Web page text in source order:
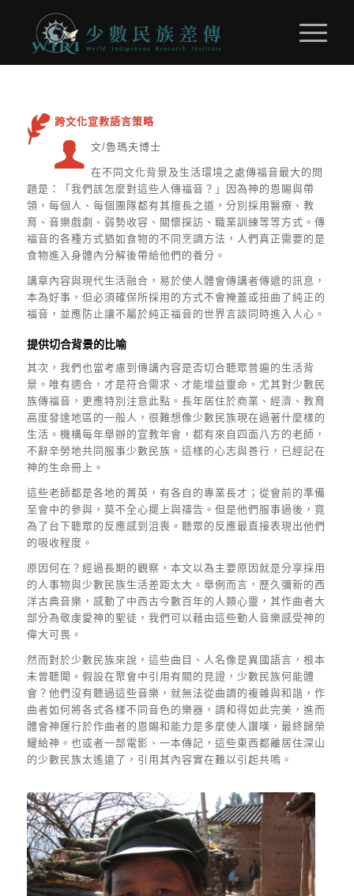
跨文化宣教語言策略
文/魯瑪夫博士
在不同文化背景及生活環境之處傳福音最大的問
題是：「我們該怎麼對這些人傳福音？」因為神的恩賜與帶
領，每個人、每個團隊都有其擅長之道，分別採用醫療、教
育、音樂戲劇、弱勢收容、關懷探訪、職業訓練等等方式。傳
福音的各種方式猶如食物的不同烹調方法，人們真正需要的是
食物進入身體內分解後帶給他們的養分。
講章內容與現代生活融合，易於使人體會傳講者傳遞的訊息，
本為好事，但必須確保所採用的方式不會掩蓋或扭曲了純正的
福音，並應防止讓不屬於純正福音的世界言談同時進入人心。
提供切合背景的比喻
其次，我們也當考慮到傳講內容是否切合聽眾普遍的生活背
景。唯有適合，才是符合需求、才能增益靈命。尤其對少數民
族傳福音，更應特別注意此點。長年居住於商業、經濟、教育
高度發達地區的一般人，很難想像少數民族現在過著什麼樣的
生活。機構每年舉辦的宣教年會，都有來自四面八方的老師，
不辭辛勞地共同服事少數民族。這樣的心志與善行，已經記在
神的生命冊上。
這些老師都是各地的菁英，有各自的專業長才；從會前的準備
至會中的參與，莫不全心擺上與禱告。但是他們服事過後，竟
為了台下聽眾的反應感到沮喪。聽眾的反應最直接表現出他們
的吸收程度。
原因何在？經過長期的觀察，本文以為主要原因就是分享採用
的人事物與少數民族生活差距太大。舉例而言，歷久彌新的西
洋古典音樂，感動了中西古今數百年的人類心靈，其作曲者大
部分為敬虔愛神的聖徒，我們可以藉由這些動人音樂感受神的
偉大可畏。
然而對於少數民族來說，這些曲目、人名像是異國語言，根本
未曾聽聞。假設在聚會中引用有關的見證，少數民族何能體
會？他們沒有聽過這些音樂，就無法從曲調的複雜與和諧，作
曲者如何將各式各樣不同音色的樂器，調和得如此完美，進而
體會神運行於作曲者的恩賜和能力是多麼使人讚嘆，最終歸榮
耀給神。也或者一部電影、一本傳記，這些東西都離居住深山
的少數民族太遙遠了，引用其內容實在難以引起共鳴。